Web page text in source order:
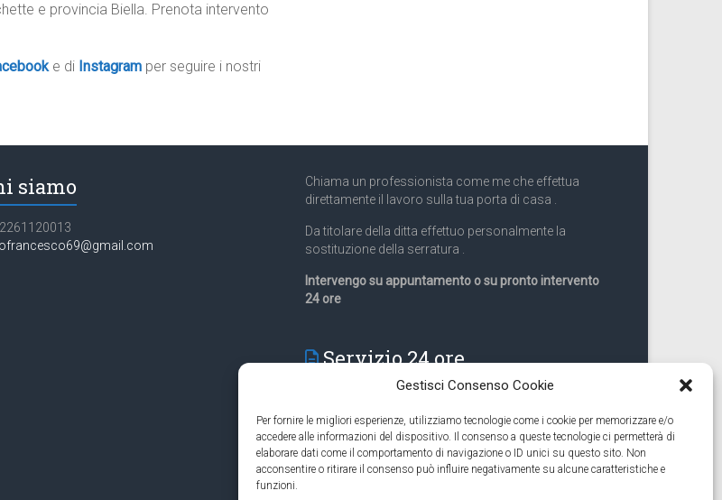
Gestisci Consenso Cookie
Per fornire le migliori esperienze, utilizziamo tecnologie come i cookie per memorizzare e/o
accedere alle informazioni del dispositivo. Il consenso a queste tecnologie ci permetterà di
elaborare dati come il comportamento di navigazione o ID unici su questo sito. Non
acconsentire o ritirare il consenso può influire negativamente su alcune caratteristiche e
funzioni.
e provincia Biella. Prenota intervento
e di Instagram per seguire i nostri
siamo
Chiama un professionista come me che effettua
direttamente il lavoro sulla tua porta di casa .
Da titolare della ditta effettuo personalmente la
sostituzione della serratura .
Intervengo su appuntamento o su pronto intervento
24 ore
Servizio 24 ore
Eseguiamo anche lavori di apertura porte pronto
intervento 24 ore